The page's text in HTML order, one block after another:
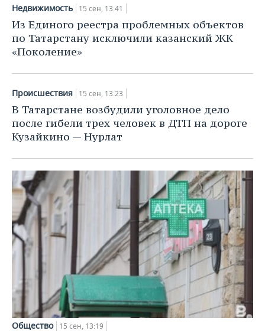
Недвижимость 15 сен, 13:41
Из Единого реестра проблемных объектов
по Татарстану исключили казанский ЖК
«Поколение»
Происшествия 15 сен, 13:23
В Татарстане возбудили уголовное дело
после гибели трех человек в ДТП на дороге
Кузайкино — Нурлат
Общество 15 сен, 13:19